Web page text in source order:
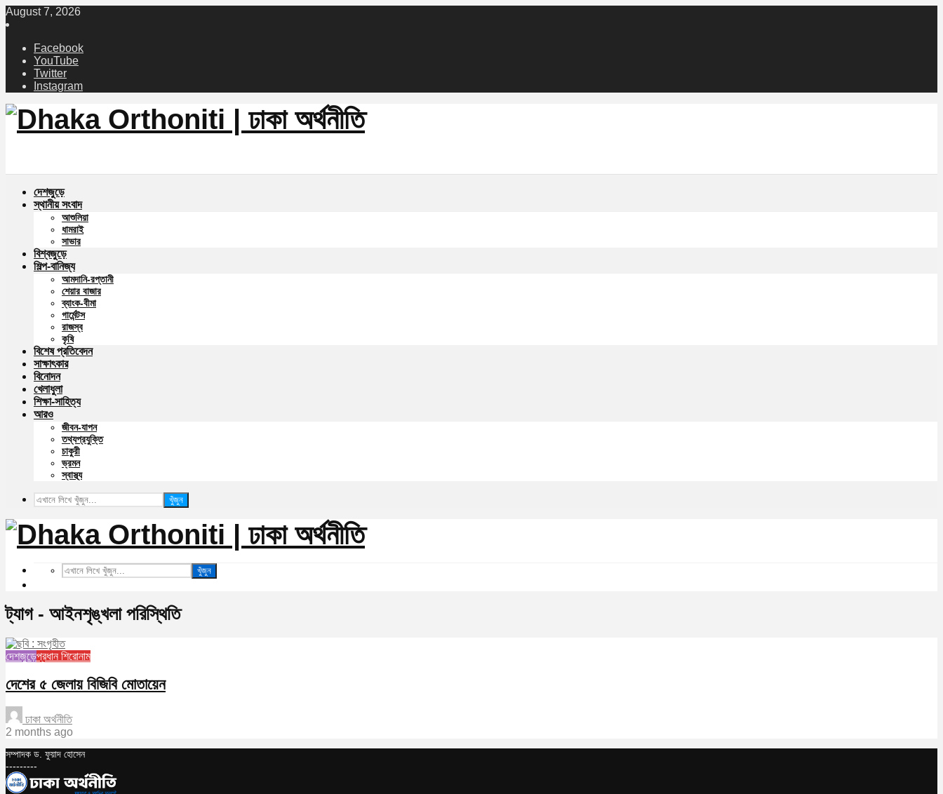
August 7, 2026
Facebook
YouTube
Twitter
Instagram
দেশজুড়ে
স্থানীয় সংবাদ
আশুলিয়া
ধামরাই
সাভার
বিশ্বজুড়ে
শিল্প-বানিজ্য
আমদানি-রপ্তানী
শেয়ার বাজার
ব্যাংক-বীমা
গার্মেন্টস
রাজস্ব
কৃষি
বিশেষ প্রতিবেদন
সাক্ষাৎকার
বিনোদন
খেলাধুলা
শিক্ষা-সাহিত্য
আরও
জীবন-যাপন
তথ্যপ্রযুক্তি
চাকুরী
ভ্রমন
স্বাস্থ্য
খুঁজুন
খুঁজুন
ট্যাগ - আইনশৃঙ্খলা পরিস্থিতি
দেশজুড়েপ্রধান শিরোনাম
দেশের ৫ জেলায় বিজিবি মোতায়েন
ঢাকা অর্থনীতি
2 months ago
সম্পাদক ড. ফুয়াদ হোসেন
---------